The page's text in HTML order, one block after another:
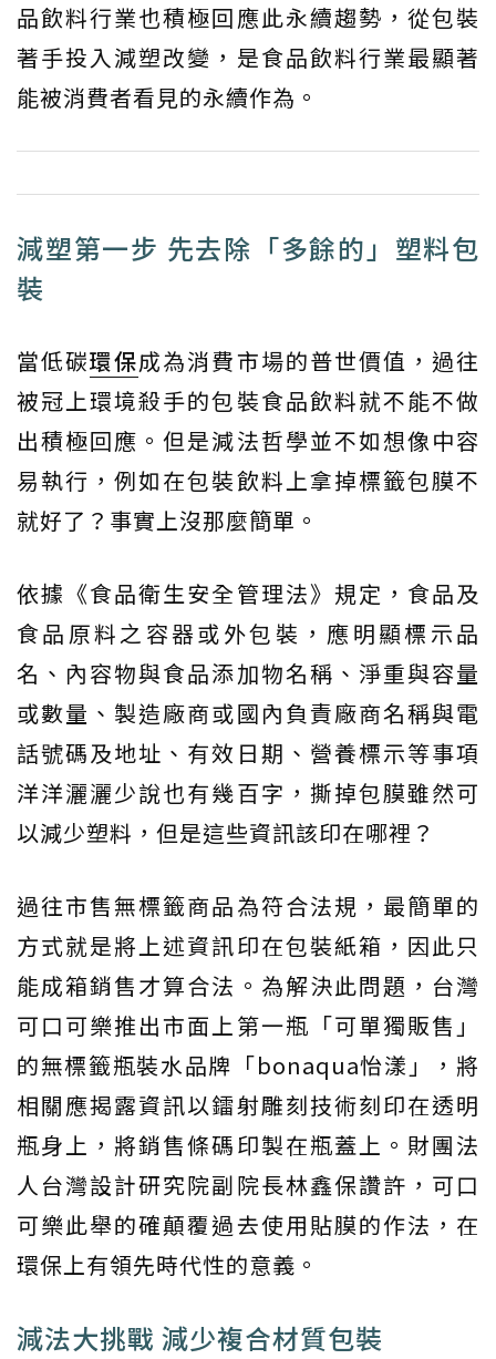
品飲料行業也積極回應此永續趨勢，從包裝
著手投入減塑改變，是食品飲料行業最顯著
能被消費者看見的永續作為。
減塑第一步 先去除「多餘的」塑料包
裝
當低碳環保成為消費市場的普世價值，過往
被冠上環境殺手的包裝食品飲料就不能不做
出積極回應。但是減法哲學並不如想像中容
易執行，例如在包裝飲料上拿掉標籤包膜不
就好了？事實上沒那麼簡單。
依據《食品衛生安全管理法》規定，食品及
食品原料之容器或外包裝，應明顯標示品
名、內容物與食品添加物名稱、淨重與容量
或數量、製造廠商或國內負責廠商名稱與電
話號碼及地址、有效日期、營養標示等事項
洋洋灑灑少說也有幾百字，撕掉包膜雖然可
以減少塑料，但是這些資訊該印在哪裡？
過往市售無標籤商品為符合法規，最簡單的
方式就是將上述資訊印在包裝紙箱，因此只
能成箱銷售才算合法。為解決此問題，台灣
可口可樂推出市面上第一瓶「可單獨販售」
的無標籤瓶裝水品牌「bonaqua怡漾」，將
相關應揭露資訊以鐳射雕刻技術刻印在透明
瓶身上，將銷售條碼印製在瓶蓋上。財團法
人台灣設計研究院副院長林鑫保讚許，可口
可樂此舉的確顛覆過去使用貼膜的作法，在
環保上有領先時代性的意義。
減法大挑戰 減少複合材質包裝